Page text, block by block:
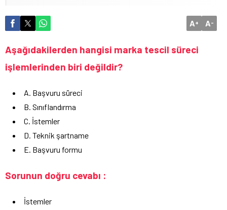
A+ A-
Aşağıdakilerden hangisi marka tescil süreci
işlemlerinden biri değildir?
A. Başvuru süreci
B. Sınıflandırma
C. İstemler
D. Teknik şartname
E. Başvuru formu
Sorunun doğru cevabı :
İstemler